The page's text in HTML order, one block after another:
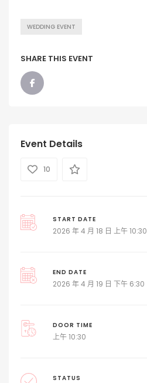
WEDDING EVENT
SHARE THIS EVENT
Event Details
10
START DATE
2026 年 4 月 18 日 上午 10:30
END DATE
2026 年 4 月 19 日 下午 6:30
DOOR TIME
上午 10:30
STATUS